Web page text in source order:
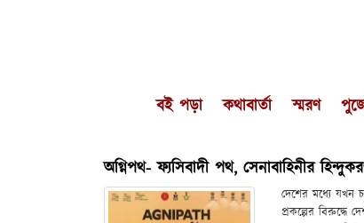
বই পড়া কথাবার্তা স্মরণ
অগ্নিপথ- ফ্যসিবাদী পথ, সেনাবাহিনীর
দেশের মধ্যে যখন
প্রকল্পের বিরুদ্ধে